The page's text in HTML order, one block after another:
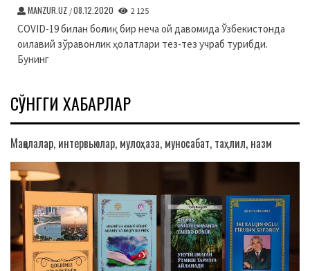
MANZUR.UZ /08.12.2020 2 125
COVID-19 билан боғлиқ бир неча ой давомида Ўзбекистонда
оилавий зўравонлик ҳолатлари тез-тез учраб турибди.
Бунинг
СЎНГГИ ХАБАРЛАР
Мақолалар, интервьюлар, мулоҳаза, муносабат, таҳлил, назм